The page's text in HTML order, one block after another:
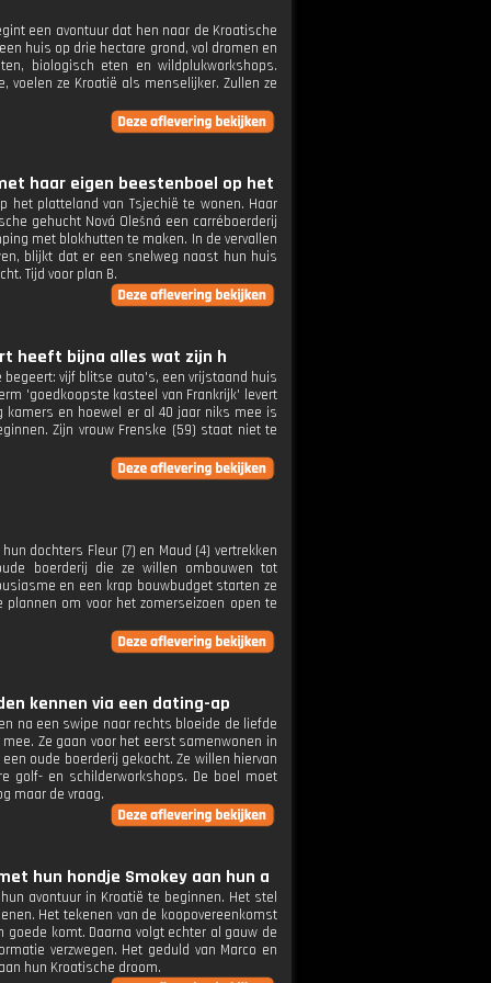
een avontuur dat hen naar de Kroatische
huis op drie hectare grond, vol dromen en
biologisch eten en wildplukworkshops.
ze Kroatië als menselijker. Zullen ze
haar eigen beestenboel op het
het platteland van Tsjechië te wonen. Haar
gehucht Nová Olešná een carréboerderij
met blokhutten te maken. In de vervallen
blijkt dat er een snelweg naast hun huis
Tijd voor plan B.
heeft bijna alles wat zijn h
vijf blitse auto's, een vrijstaand huis
'goedkoopste kasteel van Frankrijk' levert
kamers en hoewel er al 40 jaar niks mee is
Zijn vrouw Frenske (59) staat niet te
dochters Fleur (7) en Maud (4) vertrekken
boerderij die ze willen ombouwen tot
en een krap bouwbudget starten ze
om voor het zomerseizoen open te
kennen via een dating-ap
na een swipe naar rechts bloeide de liefde
Ze gaan voor het eerst samenwonen in
oude boerderij gekocht. Ze willen hiervan
golf- en schilderworkshops. De boel moet
maar de vraag.
hun hondje Smokey aan hun a
avontuur in Kroatië te beginnen. Het stel
Het tekenen van de koopovereenkomst
komt. Daarna volgt echter al gauw de
verzwegen. Het geduld van Marco en
hun Kroatische droom.